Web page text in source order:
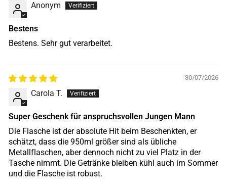
Anonym
Bestens
Bestens. Sehr gut verarbeitet.
30/07/2026
Carola T.
Super Geschenk für anspruchsvollen Jungen Mann
Die Flasche ist der absolute Hit beim Beschenkten, er
schätzt, dass die 950ml größer sind als übliche
Metallflaschen, aber dennoch nicht zu viel Platz in der
Tasche nimmt. Die Getränke bleiben kühl auch im Sommer
und die Flasche ist robust.